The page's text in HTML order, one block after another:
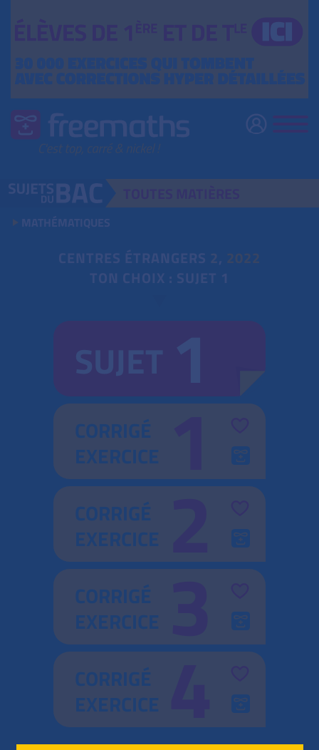
MATHÉMATIQUES
CENTRES ÉTRANGERS 2, 2022
TON CHOIX : SUJET 1
CORRIGÉ
EXERCICE 1
CORRIGÉ
EXERCICE 2
CORRIGÉ
EXERCICE 3
CORRIGÉ
EXERCICE 4